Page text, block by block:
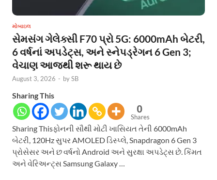
મોબાઇલ
સેમસંગ ગેલેક્સી F70 પ્રો 5G: 6000mAh બેટરી,
6 વર્ષનાં અપડેટ્સ, અને સ્નેપડ્રેગન 6 Gen 3;
વેચાણ આજથી શરૂ થાય છે
August 3, 2026 - bySB
Sharing This
0
Shares
Sharing Thisફોનની સૌથી મોટી ખાસિયત તેની 6000mAh
બેટરી, 120Hz સુપર AMOLED ડિસ્પ્લે, Snapdragon 6 Gen 3
પ્રોસેસર અને છ વર્ષનો Android અને સુરક્ષા અપડેટ્સ છે. કિંમત
અને વેરિઅન્ટ્સ Samsung Galaxy …